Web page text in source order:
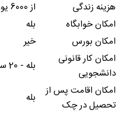
از 6000 یورو در سال
هزینه زندگی
بله
امکان خوابگاه
خیر
امکان بورس
بله - 20 ساعت در هفته
امکان کار قانونی
دانشجویی
بله
امکان اقامت پس از
تحصیل در چک